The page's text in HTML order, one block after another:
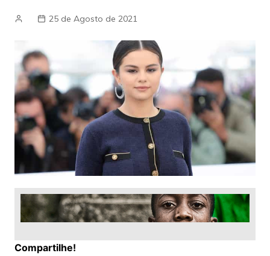
25 de Agosto de 2021
Compartilhe!